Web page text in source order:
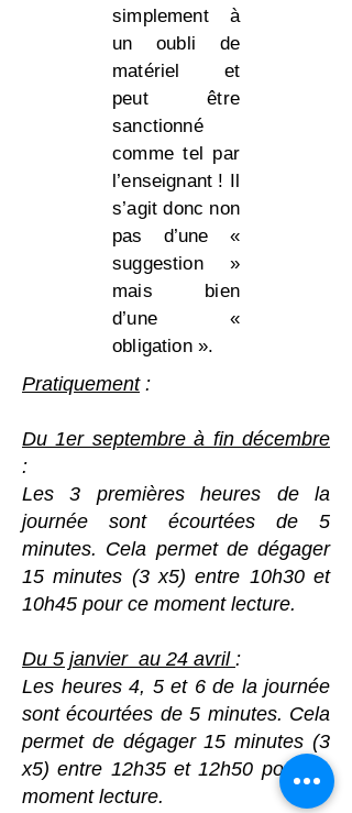
simplement à
un oubli de
matériel et
peut être
sanctionné
comme tel par
l’enseignant ! Il
s’agit donc non
pas d’une «
suggestion »
mais bien
d’une «
obligation ».
Pratiquement:
Du 1er septembre à fin décembre
:
Les 3 premières heures de la
journée sont écourtées de 5
minutes. Cela permet de dégager
15 minutes (3 x5) entre 10h30 et
10h45 pour ce moment lecture.
Du 5 janvier au 24 avril :
Les heures 4, 5 et 6 de la journée
sont écourtées de 5 minutes. Cela
permet de dégager 15 minutes (3
x5) entre 12h35 et 12h50 pour ce
moment lecture.